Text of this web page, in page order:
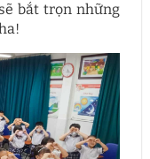
bắt trọn những